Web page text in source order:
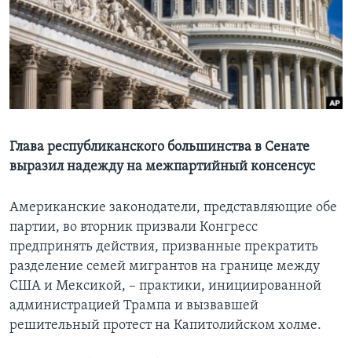
Learning English
СОЦИАЛЬНЫЕ СЕТИ
Языки
Глава республиканского большинства в Сенате
выразил надежду на межпартийный консенсус
Американские законодатели, представляющие обе
партии, во вторник призвали Конгресс
предпринять действия, призванные прекратить
разделение семей мигрантов на границе между
США и Мексикой, – практики, инициированной
администрацией Трампа и вызвавшей
решительный протест на Капитолийском холме.